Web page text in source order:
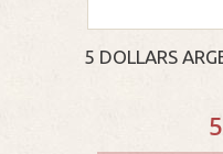
5 DOLLARS